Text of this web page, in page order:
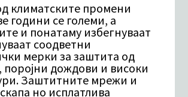
климатските промени
години се големи, а
и понатаму избегнуваат
соодветни
мерки за заштита од
поројни дождови и високи
Заштитните мрежи и
но исплатлива